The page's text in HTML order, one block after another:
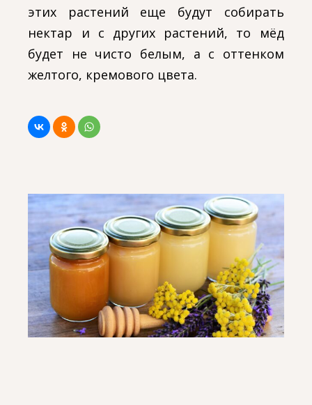
этих растений еще будут собирать
нектар и с других растений, то мёд
будет не чисто белым, а с оттенком
желтого, кремового цвета.